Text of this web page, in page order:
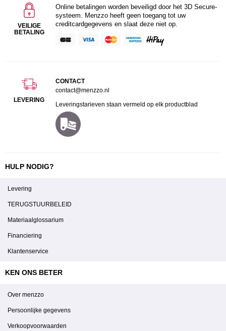
VEILIGE
BETALING
Online betalingen worden beveiligd door het 3D Secure-
systeem. Menzzo heeft geen toegang tot uw
creditcardgegevens en slaat deze niet op.
LEVERING
CONTACT
contact@menzzo.nl
Leveringstarieven staan vermeld op elk productblad
HULP NODIG?
Levering
TERUGSTUURBELEID
Materiaalglossarium
Financiering
Klantenservice
KEN ONS BETER
Over menzzo
Persoonlijke gegevens
Verkoopvoorwaarden